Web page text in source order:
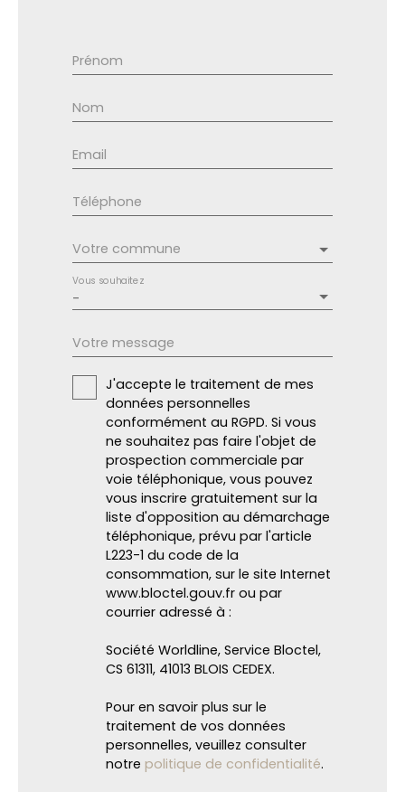
Prénom
Nom
Email
Téléphone
Votre commune
-
Vous souhaitez
Votre message
J'accepte le traitement de mes
données personnelles
conformément au RGPD. Si vous
ne souhaitez pas faire l'objet de
prospection commerciale par
voie téléphonique, vous pouvez
vous inscrire gratuitement sur la
liste d'opposition au démarchage
téléphonique, prévu par l'article
L223-1 du code de la
consommation, sur le site Internet
www.bloctel.gouv.fr ou par
courrier adressé à :
Société Worldline, Service Bloctel,
CS 61311, 41013 BLOIS CEDEX.
Pour en savoir plus sur le
traitement de vos données
personnelles, veuillez consulter
notre politique de confidentialité.